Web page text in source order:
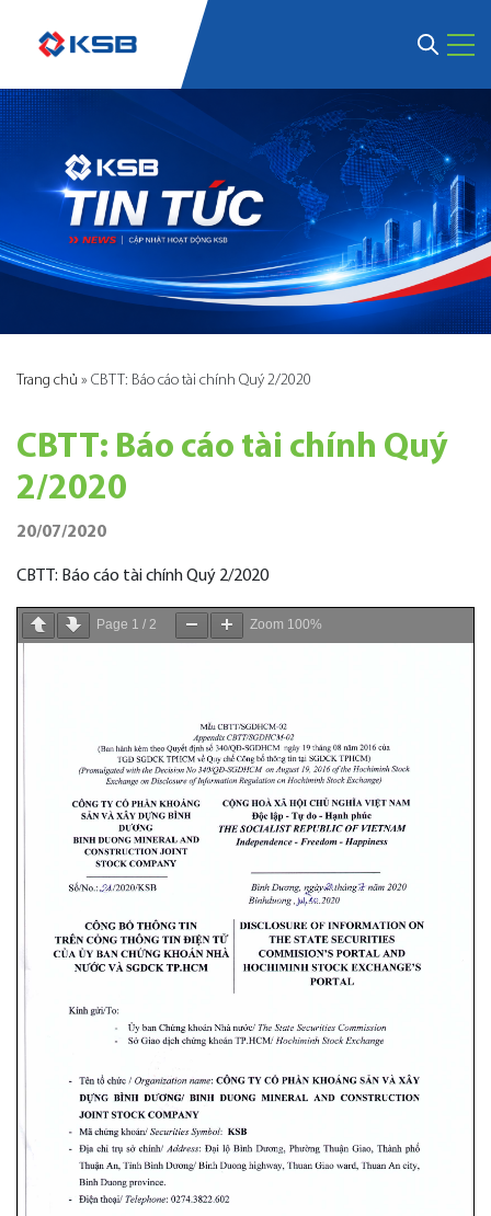
Trang chủ » CBTT: Báo cáo tài chính Quý 2/2020
CBTT: Báo cáo tài chính Quý
2/2020
20/07/2020
CBTT: Báo cáo tài chính Quý 2/2020
Page 1 / 2 Zoom 100%